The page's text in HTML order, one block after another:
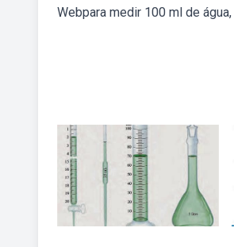
Webpara medir 100 ml de